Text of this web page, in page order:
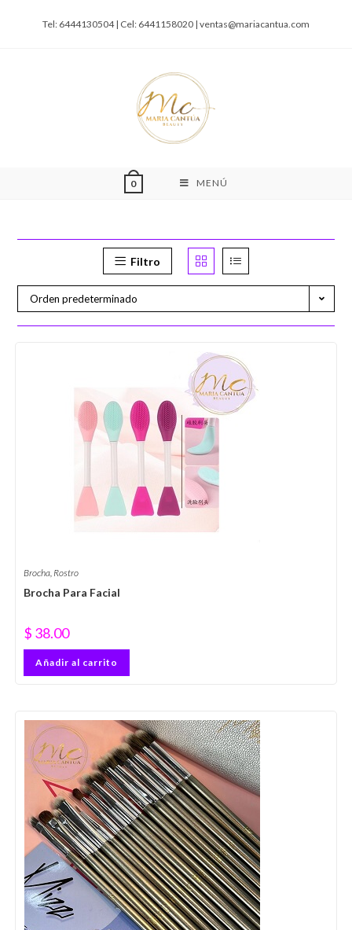
Tel: 6444130504 | Cel: 6441158020 | ventas@mariacantua.com
0 MENÚ
Filtro
Orden predeterminado
Brocha, Rostro
Brocha Para Facial
$ 38.00
Añadir al carrito